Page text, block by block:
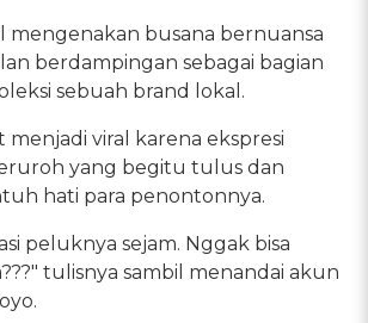
mengenakan busana bernuansa
berdampingan sebagai bagian
sebuah brand lokal.
viral karena ekspresi
yang begitu tulus dan
hati para penontonnya.
peluknya sejam. Nggak bisa
tulisnya sambil menandai akun